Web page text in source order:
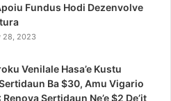
Fundus Hodi Dezenvolve
28, 2023
Venilale Hasa’e Kustu
Ba $30, Amu Vigario
Renova Sertidaun Ne’e $2 De’it